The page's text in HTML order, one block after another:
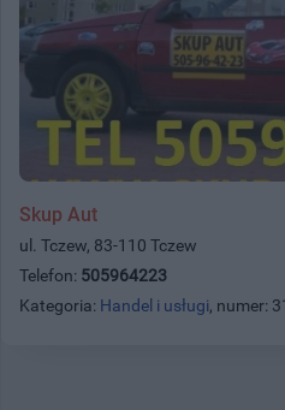
Skup Aut
ul. Tczew, 83-110 Tczew
Telefon: 505964223
Kategoria: Handel i usługi, numer: